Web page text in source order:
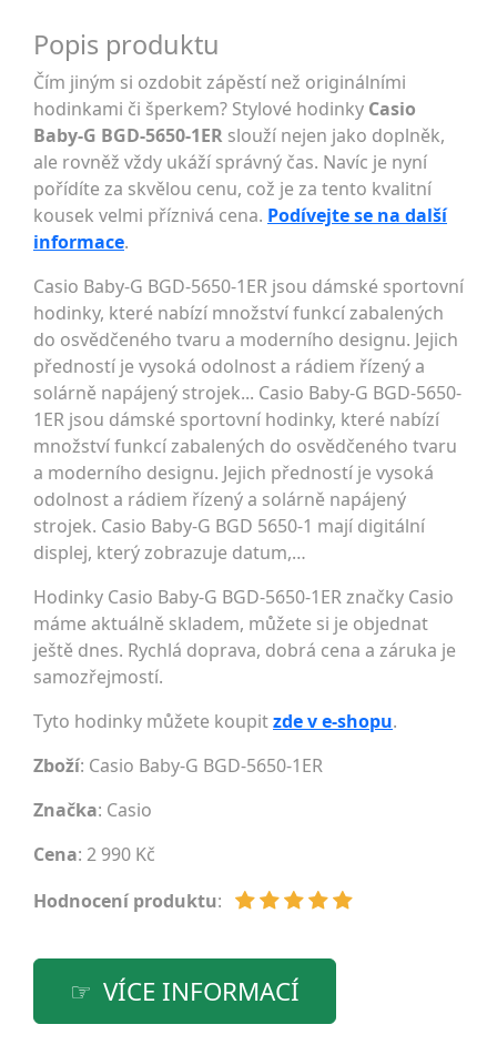
Popis produktu
Čím jiným si ozdobit zápěstí než originálními
hodinkami či šperkem? Stylové hodinky Casio
Baby-G BGD-5650-1ER slouží nejen jako doplněk,
ale rovněž vždy ukáží správný čas. Navíc je nyní
pořídíte za skvělou cenu, což je za tento kvalitní
kousek velmi příznivá cena. Podívejte se na další
informace.
Casio Baby-G BGD-5650-1ER jsou dámské sportovní
hodinky, které nabízí množství funkcí zabalených
do osvědčeného tvaru a moderního designu. Jejich
předností je vysoká odolnost a rádiem řízený a
solárně napájený strojek... Casio Baby-G BGD-5650-
1ER jsou dámské sportovní hodinky, které nabízí
množství funkcí zabalených do osvědčeného tvaru
a moderního designu. Jejich předností je vysoká
odolnost a rádiem řízený a solárně napájený
strojek. Casio Baby-G BGD 5650-1 mají digitální
displej, který zobrazuje datum,…
Hodinky Casio Baby-G BGD-5650-1ER značky Casio
máme aktuálně skladem, můžete si je objednat
ještě dnes. Rychlá doprava, dobrá cena a záruka je
samozřejmostí.
Tyto hodinky můžete koupitzde v e-shopu.
Zboží: Casio Baby-G BGD-5650-1ER
Značka: Casio
Cena: 2 990 Kč
Hodnocení produktu:
VÍCE INFORMACÍ